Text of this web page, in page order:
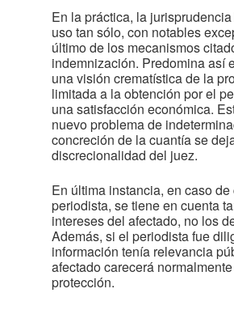
En la práctica, la
uso tan sólo, con notables
último de los mecanismos
indemnización. Predomina así
una visión crematística de la
limitada a la obtención por el
una satisfacción económica.
nuevo problema de
concreción de la cuantía se
discrecionalidad del juez.
En última instancia, en caso
periodista, se tiene en cuenta
intereses del afectado, no los
Además, si el periodista fue
información tenía relevancia
afectado carecerá
protección.